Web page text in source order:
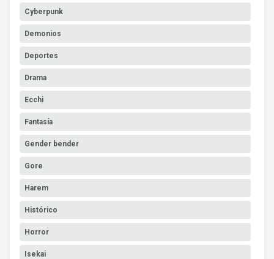
Cyberpunk
Demonios
Deportes
Drama
Ecchi
Fantasía
Gender bender
Gore
Harem
Histórico
Horror
Isekai